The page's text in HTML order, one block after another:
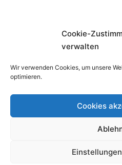
Cookie-
verwalten
Wir verwenden Cookies, um unsere
optimieren.
Cookies
u
Events
Hello world! »
Disclaimer